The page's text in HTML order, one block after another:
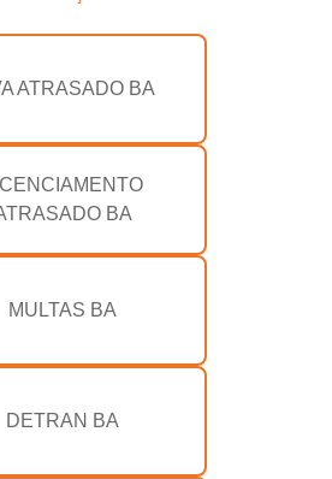
ATRASADO BA
BA
MULTAS BA
DETRAN BA